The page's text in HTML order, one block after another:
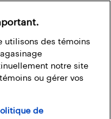
utilisons des témoins
notre site
ou gérer vos
de